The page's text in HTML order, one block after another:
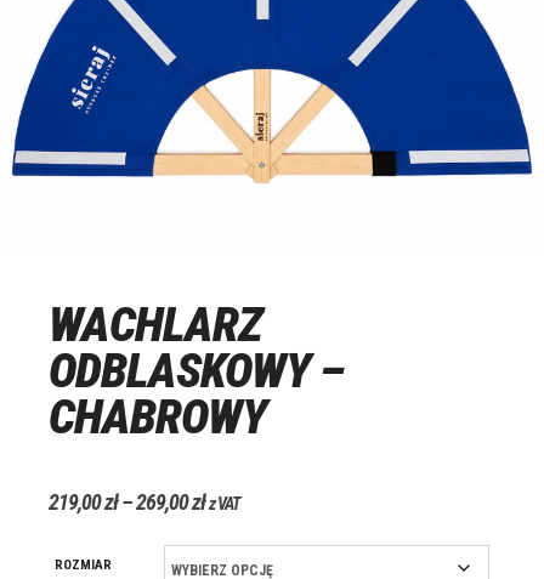
WACHLARZ
ODBLASKOWY –
CHABROWY
219,00zł–269,00złz VAT
ROZMIAR